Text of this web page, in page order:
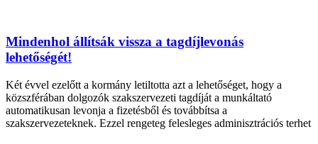
Mindenhol állítsák vissza a tagdíjlevonás
lehetőségét!
Két évvel ezelőtt a kormány letiltotta azt a lehetőséget, hogy a
közszférában dolgozók szakszervezeti tagdíját a munkáltató
automatikusan levonja a fizetésből és továbbítsa a
szakszervezeteknek. Ezzel rengeteg felesleges adminisztrációs terhet